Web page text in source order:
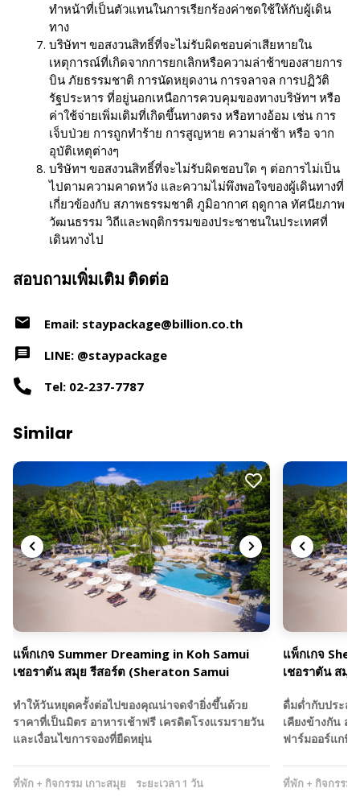
ทำหน้าที่เป็นตัวแทนในการเรียกร้องค่าชดใช้ให้กับผู้เดิน
ทาง
บริษัทฯ ขอสงวนสิทธิ์ที่จะไม่รับผิดชอบค่าเสียหายใน
เหตุการณ์ที่เกิดจากการยกเลิกหรือความล่าช้าของสายการ
บิน ภัยธรรมชาติ การนัดหยุดงาน การจลาจล การปฏิวัติ
รัฐประหาร ที่อยู่นอกเหนือการควบคุมของทางบริษัทฯ หรือ
ค่าใช้จ่ายเพิ่มเติมที่เกิดขึ้นทางตรง หรือทางอ้อม เช่น การ
เจ็บป่วย การถูกทำร้าย การสูญหาย ความล่าช้า หรือ จาก
อุบัติเหตุต่างๆ
บริษัทฯ ขอสงวนสิทธิ์ที่จะไม่รับผิดชอบใด ๆ ต่อการไม่เป็น
ไปตามความคาดหวัง และความไม่พึงพอใจของผู้เดินทางที่
เกี่ยวข้องกับ สภาพธรรมชาติ ภูมิอากาศ ฤดูกาล ทัศนียภาพ
วัฒนธรรม วิถีและพฤติกรรมของประชาชนในประเทศที่
เดินทางไป
สอบถามเพิ่มเติม ติดต่อ
Email: staypackage@billion.co.th
LINE: @staypackage
Tel: 02-237-7787
Similar
แพ็กเกจ Summer Dreaming in Koh Samui
เชอราตัน สมุย รีสอร์ต (Sheraton Samui
ทำให้วันหยุดครั้งต่อไปของคุณน่าจดจำยิ่งขึ้นด้วย
ราคาที่เป็นมิตร อาหารเช้าฟรี เครดิตโรงแรมรายวัน
และเงื่อนไขการจองที่ยืดหยุ่น
ที่พัก + กิจกรรม เกาะสมุย ระยะเวลา 1 วัน
แพ็กเกจ
เชอราตัน สมุ
ดื่มด่ำกับประส
เคียงข้างกัน ส
ฟาร์มออร์แกนิ
ที่พัก + กิจกรรม